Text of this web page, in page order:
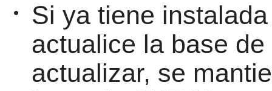
•
Si ya tiene
actualice la base
actualizar, se